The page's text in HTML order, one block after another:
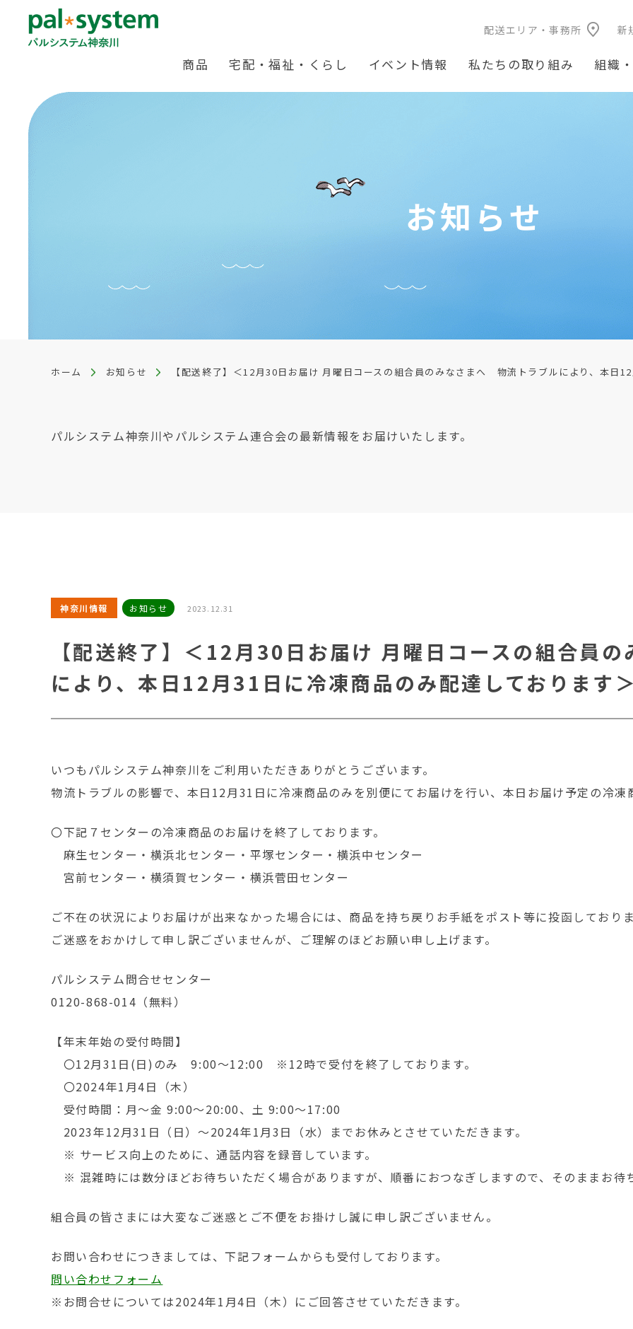
配送エリア・事務所 新
商品 宅配・福祉・くらし イベント情報 私たちの取り組み 組織
お知らせ
ホーム お知らせ 【配送終了】＜12月30日お届け 月曜日コースの組合員のみなさまへ 物流トラブルにより、本日
パルシステム神奈川やパルシステム連合会の最新情報をお届けいたします。
神奈川情報 お知らせ 2023.12.31
【配送終了】＜12月30日お届け 月曜日コースの組合員
により、本日12月31日に冷凍商品のみ配達しております
いつもパルシステム神奈川をご利用いただきありがとうございます。
物流トラブルの影響で、本日12月31日に冷凍商品のみを別便にてお届けを行い、本日お届け予定の冷
〇下記７センターの冷凍商品のお届けを終了しております。
麻生センター・横浜北センター・平塚センター・横浜中センター
宮前センター・横須賀センター・横浜菅田センター
ご不在の状況によりお届けが出来なかった場合には、商品を持ち戻りお手紙をポスト等に投函しており
ご迷惑をおかけして申し訳ございませんが、ご理解のほどお願い申し上げます。
パルシステム問合せセンター
0120-868-014（無料）
【年末年始の受付時間】
〇12月31日(日)のみ 9:00～12:00 ※12時で受付を終了しております。
〇2024年1月4日（木）
受付時間：月～金 9:00～20:00、土 9:00～17:00
2023年12月31日（日）～2024年1月3日（水）までお休みとさせていただきます。
※ サービス向上のために、通話内容を録音しています。
※ 混雑時には数分ほどお待ちいただく場合がありますが、順番におつなぎしますので、そのままお待
組合員の皆さまには大変なご迷惑とご不便をお掛けし誠に申し訳ございません。
お問い合わせにつきましては、下記フォームからも受付しております。
問い合わせフォーム
※お問合せについては2024年1月4日（木）にご回答させていただきます。